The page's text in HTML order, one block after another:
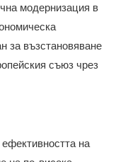
модернизация в
за възстановяване
съюз чрез
на